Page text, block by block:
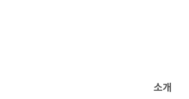
소개